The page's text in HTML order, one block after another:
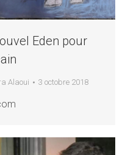
Eden pour
Alaoui 3 octobre 2018